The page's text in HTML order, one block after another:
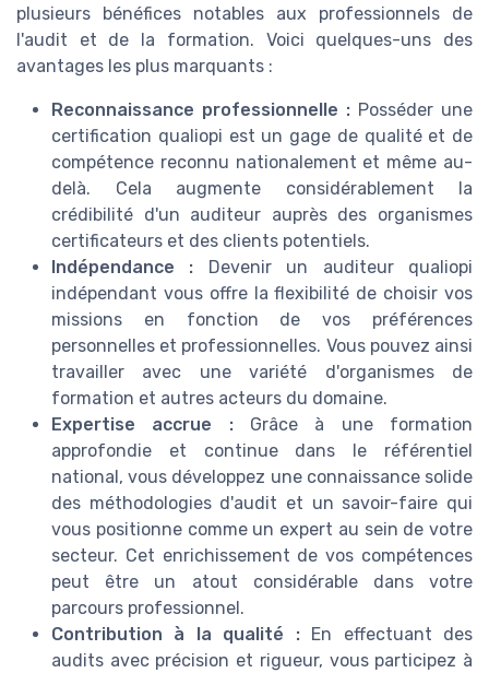
plusieurs bénéfices notables aux professionnels de
l'audit et de la formation. Voici quelques-uns des
avantages les plus marquants :
Reconnaissance professionnelle : Posséder une
certification qualiopi est un gage de qualité et de
compétence reconnu nationalement et même au-
delà. Cela augmente considérablement la
crédibilité d'un auditeur auprès des organismes
certificateurs et des clients potentiels.
Indépendance : Devenir un auditeur qualiopi
indépendant vous offre la flexibilité de choisir vos
missions en fonction de vos préférences
personnelles et professionnelles. Vous pouvez ainsi
travailler avec une variété d'organismes de
formation et autres acteurs du domaine.
Expertise accrue :Grâce à une formation
approfondie et continue dans le référentiel
national, vous développez une connaissance solide
des méthodologies d'audit et un savoir-faire qui
vous positionne comme un expert au sein de votre
secteur. Cet enrichissement de vos compétences
peut être un atout considérable dans votre
parcours professionnel.
Contribution à la qualité :En effectuant des
audits avec précision et rigueur, vous participez à